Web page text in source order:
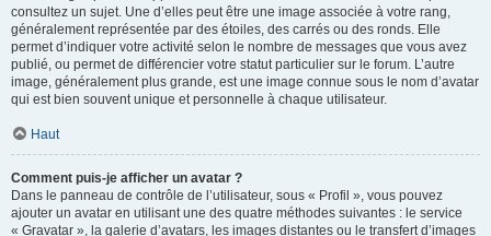
consultez un sujet. Une d’elles peut être une image associée à votre rang,
généralement représentée par des étoiles, des carrés ou des ronds. Elle
permet d’indiquer votre activité selon le nombre de messages que vous avez
publié, ou permet de différencier votre statut particulier sur le forum. L’autre
image, généralement plus grande, est une image connue sous le nom d’avatar
qui est bien souvent unique et personnelle à chaque utilisateur.
Haut
Comment puis-je afficher un avatar ?
Dans le panneau de contrôle de l’utilisateur, sous « Profil », vous pouvez
ajouter un avatar en utilisant une des quatre méthodes suivantes : le service
« Gravatar », la galerie d’avatars, les images distantes ou le transfert d’images